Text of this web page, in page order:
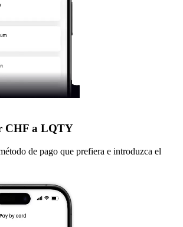
CHF a LQTY
de pago que prefiera e introduzca el